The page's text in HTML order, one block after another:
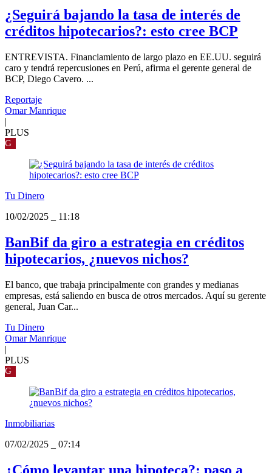
¿Seguirá bajando la tasa de interés de
créditos hipotecarios?: esto cree BCP
ENTREVISTA. Financiamiento de largo plazo en EE.UU. seguirá
caro y tendrá repercusiones en Perú, afirma el gerente general de
BCP, Diego Cavero. ...
Reportaje
Omar Manrique
|
PLUS
G
Tu Dinero
10/02/2025
11:18
BanBif da giro a estrategia en créditos
hipotecarios, ¿nuevos nichos?
El banco, que trabaja principalmente con grandes y medianas
empresas, está saliendo en busca de otros mercados. Aquí su gerente
general, Juan Car...
Tu Dinero
Omar Manrique
|
PLUS
G
Inmobiliarias
07/02/2025
07:14
¿Cómo levantar una hipoteca?: paso a